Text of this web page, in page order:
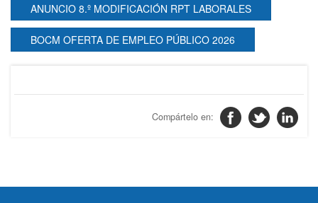
ANUNCIO 8.º MODIFICACIÓN RPT LABORALES
BOCM OFERTA DE EMPLEO PÚBLICO 2026